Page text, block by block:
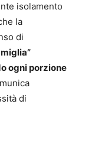
isolamento
la
di
ogni porzione
di